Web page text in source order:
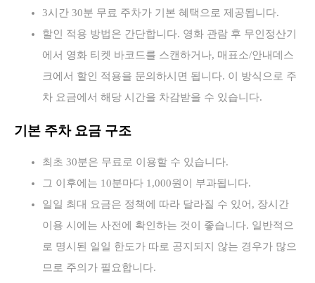
3시간 30분 무료 주차가 기본 혜택으로 제공됩니다.
할인 적용 방법은 간단합니다. 영화 관람 후 무인정산기
에서 영화 티켓 바코드를 스캔하거나, 매표소/안내데스
크에서 할인 적용을 문의하시면 됩니다. 이 방식으로 주
차 요금에서 해당 시간을 차감받을 수 있습니다.
기본 주차 요금 구조
최초 30분은 무료로 이용할 수 있습니다.
그 이후에는 10분마다 1,000원이 부과됩니다.
일일 최대 요금은 정책에 따라 달라질 수 있어, 장시간
이용 시에는 사전에 확인하는 것이 좋습니다. 일반적으
로 명시된 일일 한도가 따로 공지되지 않는 경우가 많으
므로 주의가 필요합니다.